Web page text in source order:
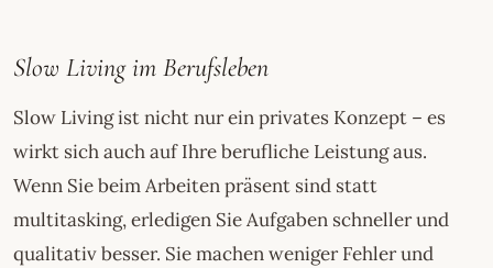
Slow Living im Berufsleben
Slow Living ist nicht nur ein privates Konzept – es
wirkt sich auch auf Ihre berufliche Leistung aus.
Wenn Sie beim Arbeiten präsent sind statt
multitasking, erledigen Sie Aufgaben schneller und
qualitativ besser. Sie machen weniger Fehler und